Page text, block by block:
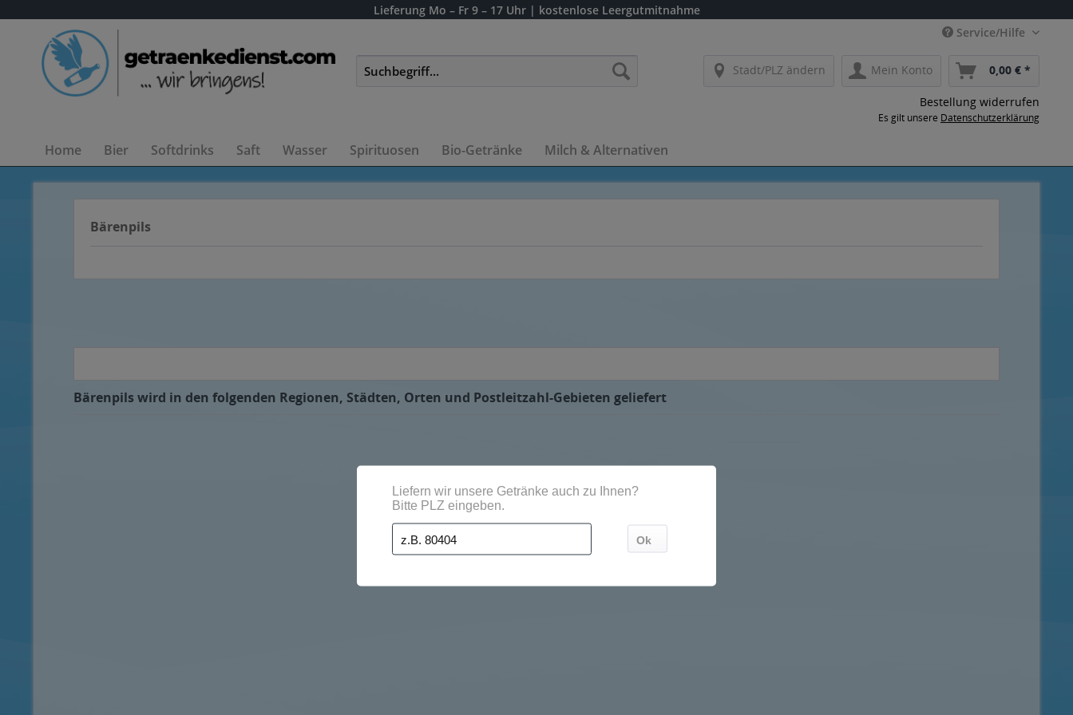
Lieferung Mo – Fr 9 – 17 Uhr | kostenlose Leergutmitnahme
Service/Hilfe
Stadt/PLZ ändern Mein Konto 0,00 € *
Bestellung widerrufen
Es gilt unsere Datenschutzerklärung
Home Bier Softdrinks Saft Wasser Spirituosen Bio-Getränke Milch & Alternativen
Bärenpils
Bärenpils wird in den folgenden Regionen, Städten, Orten und Postleitzahl-Gebieten geliefert